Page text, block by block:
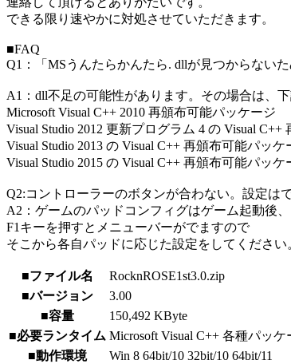
できる限り速やかに対処させていただきます。
■FAQ
Q1：「MSうんたらかんたら. dllが見つからない
A1：dll不足の可能性があります。その場合は、
Microsoft Visual C++ 2010 再頒布可能パッケージ
Visual Studio 2012 更新プログラム 4 の Visual
Visual Studio 2013 の Visual C++ 再頒布可能パッケ
Visual Studio 2015 の Visual C++ 再頒布可能パッケ
Q2:コントローラーのボタンが合わない。設定は
A2：ゲームのパッドコンフィグはゲーム起動後、
F1キーを押すとメニューバーがでますので
そこから各自パッドに応じた設定をしてください
■ファイル名
RocknROSE1st3.0.zip
■バージョン
3.00
■容量
150,492 KByte
■必要ランタイム Microsoft Visual C++ 各種パッ
■動作環境
Win 8 64bit/10 32bit/10 64bit/11